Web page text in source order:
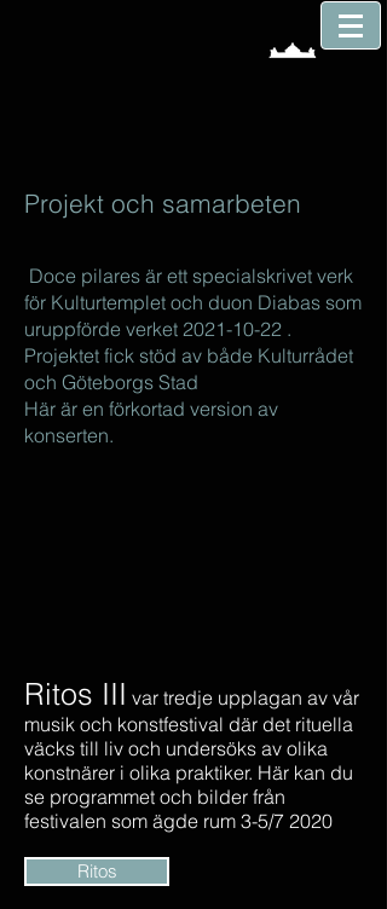
Projekt och samarbeten
Ritos III var tredje upplagan av vår
musik och konstfestival där det rituella
väcks till liv och undersöks av olika
konstnärer i olika praktiker. Här kan du
se programmet och bilder från
festivalen som ägde rum 3-5/7 2020
Ritos
Doce pilares är ett specialskrivet verk
för Kulturtemplet och duon Diabas som
uruppförde verket 2021-10-22 .
Projektet fick stöd av både Kulturrådet
och Göteborgs Stad
Här är en förkortad version av
konserten.